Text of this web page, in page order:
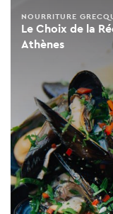
Le Choix de la
Athènes
NOURRITURE